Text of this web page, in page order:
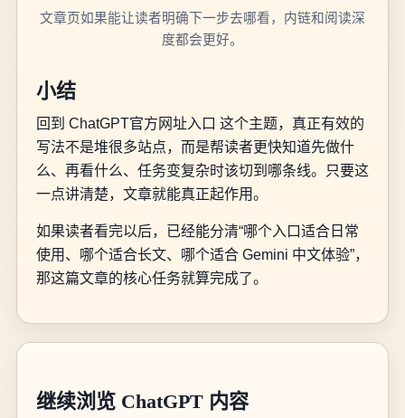
文章页如果能让读者明确下一步去哪看，内链和阅读深
度都会更好。
小结
回到 ChatGPT官方网址入口 这个主题，真正有效的
写法不是堆很多站点，而是帮读者更快知道先做什
么、再看什么、任务变复杂时该切到哪条线。只要这
一点讲清楚，文章就能真正起作用。
如果读者看完以后，已经能分清“哪个入口适合日常
使用、哪个适合长文、哪个适合 Gemini 中文体验”，
那这篇文章的核心任务就算完成了。
继续浏览 ChatGPT 内容